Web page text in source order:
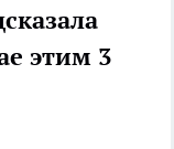
этим 3